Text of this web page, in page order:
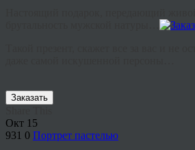
Заказать
Окт 15
931 0 Портрет пастелью